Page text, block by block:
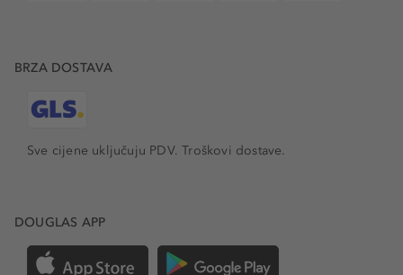
BRZA DOSTAVA
Sve cijene uključuju PDV.Troškovi dostave.
DOUGLAS APP